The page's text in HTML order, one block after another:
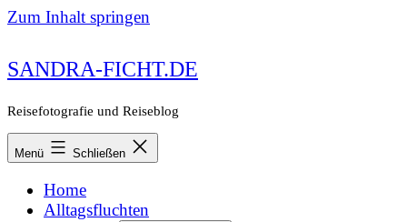
Zum Inhalt springen
SANDRA-FICHT.DE
Reisefotografie und Reiseblog
Menü Schließen
Home
Alltagsfluchten